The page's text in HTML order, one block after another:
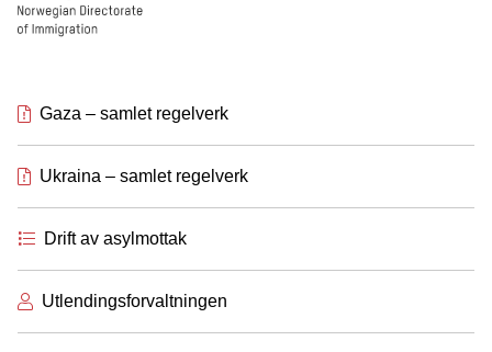
Gaza – samlet regelverk
Ukraina – samlet regelverk
Drift av asylmottak
Utlendingsforvaltningen